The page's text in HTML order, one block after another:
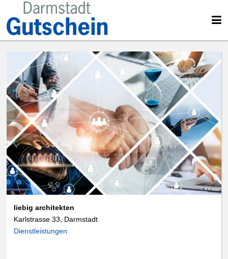
liebig architekten
Karlstrasse 33, Darmstadt
Dienstleistungen